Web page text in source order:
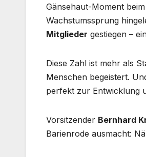
Gänsehaut-Moment
Wachstumssprung
Mitglieder gestiegen –
Diese Zahl ist mehr als
Menschen begeistert.
perfekt zur Entwicklung
Vorsitzender Bernhard
Barienrode ausmacht: